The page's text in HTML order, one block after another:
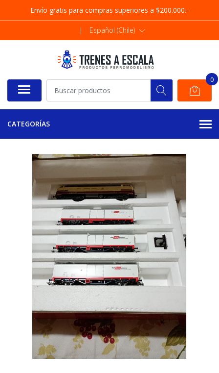
Envío gratis para compras superiores a $200.000.-
| Español (Chile)
0
CATEGORÍAS